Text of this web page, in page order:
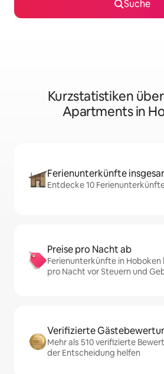
Suche
Kurzstatistiken
Apartments in
Ferienunterkünfte
Entdecke 10
Preise pro Nacht ab
Ferienunterkünfte in Hoboken
pro Nacht vor Steuern und
Verifizierte
Mehr als 510 verifizierte
der Entscheidung helfen